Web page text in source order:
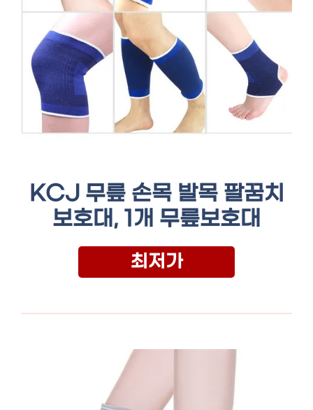
KCJ 무릎 손목 발목 팔꿈치
보호대, 1개 무릎보호대
최저가